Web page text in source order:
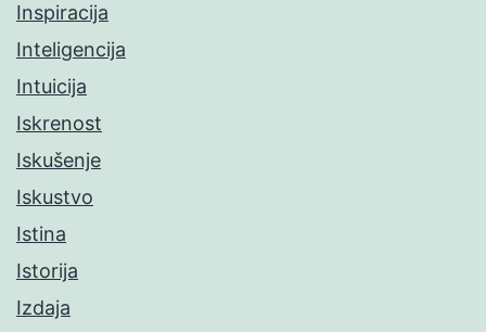
Inspiracija
Inteligencija
Intuicija
Iskrenost
Iskušenje
Iskustvo
Istina
Istorija
Izdaja